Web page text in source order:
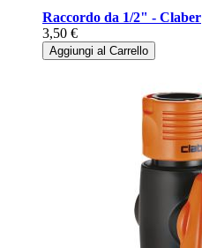
Raccordo da 1/2" - Claber
3,50 €
Aggiungi al Carrello